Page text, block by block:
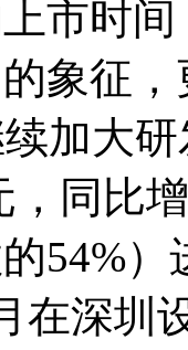
市时
象征
加大
，同比
的54%
在深圳